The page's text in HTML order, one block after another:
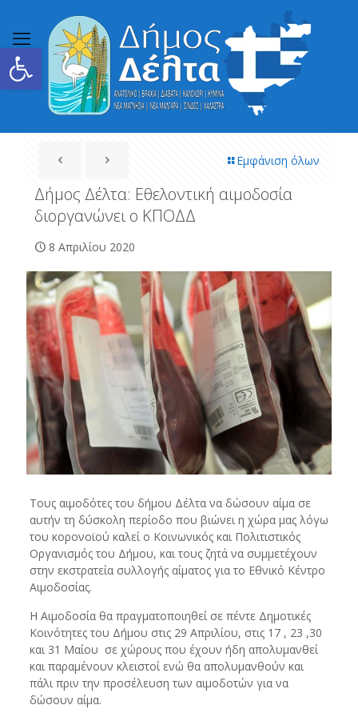
Ανοίξτε τη γραμμή εργαλείων
Εμφάνιση όλων
Δήμος Δέλτα: Εθελοντική αιμοδοσία
διοργανώνει ο ΚΠΟΔΔ
8 Απριλίου 2020
Τους αιμοδότες του δήμου Δέλτα να δώσουν αίμα σε
αυτήν τη δύσκολη περίοδο που βιώνει η χώρα μας λόγω
του κορονοϊού καλεί ο Κοινωνικός και Πολιτιστικός
Οργανισμός του Δήμου, και τους ζητά να συμμετέχουν
στην εκστρατεία συλλογής αίματος για το Εθνικό Κέντρο
Αιμοδοσίας.
Η Αιμοδοσία θα πραγματοποιηθεί σε πέντε Δημοτικές
Κοινότητες του Δήμου στις 29 Απριλίου, στις 17 , 23 ,30
και 31 Μαίου σε χώρους που έχουν ήδη απολυμανθεί
και παραμένουν κλειστοί ενώ θα απολυμανθούν και
πάλι πριν την προσέλευση των αιμοδοτών για να
δώσουν αίμα.